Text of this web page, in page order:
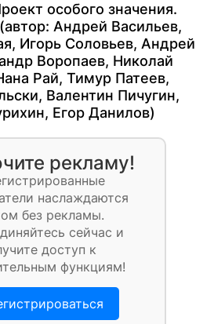
особого значения.
Андрей Васильев,
, Игорь Соловьев, Андрей
Воропаев, Николай
Рай, Тимур Патеев,
, Валентин Пичугин,
, Егор Данилов)
рекламу!
наслаждаются
без рекламы.
сейчас и
доступ к
функциям!